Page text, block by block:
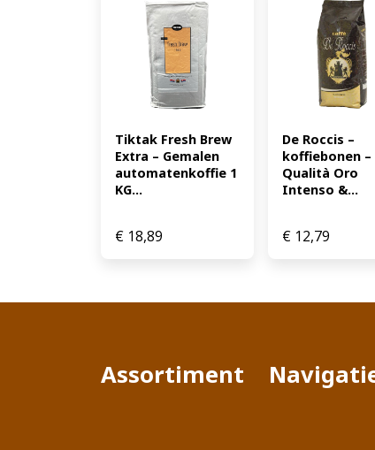
Tiktak Fresh Brew
Extra – Gemalen
automatenkoffie 1
KG...
€ 18,89
De Roccis –
koffiebonen –
Qualità Oro
Intenso &...
€12,79
Assortiment